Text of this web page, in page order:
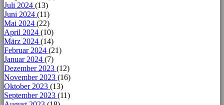
Juli 2024 (13)
Juni 2024 (11)
Mai 2024 (22)
April 2024 (10)
März 2024 (14)
Februar 2024 (21)
Januar 2024 (7)
Dezember 2023 (12)
November 2023 (16)
Oktober 2023 (13)
September 2023 (11)